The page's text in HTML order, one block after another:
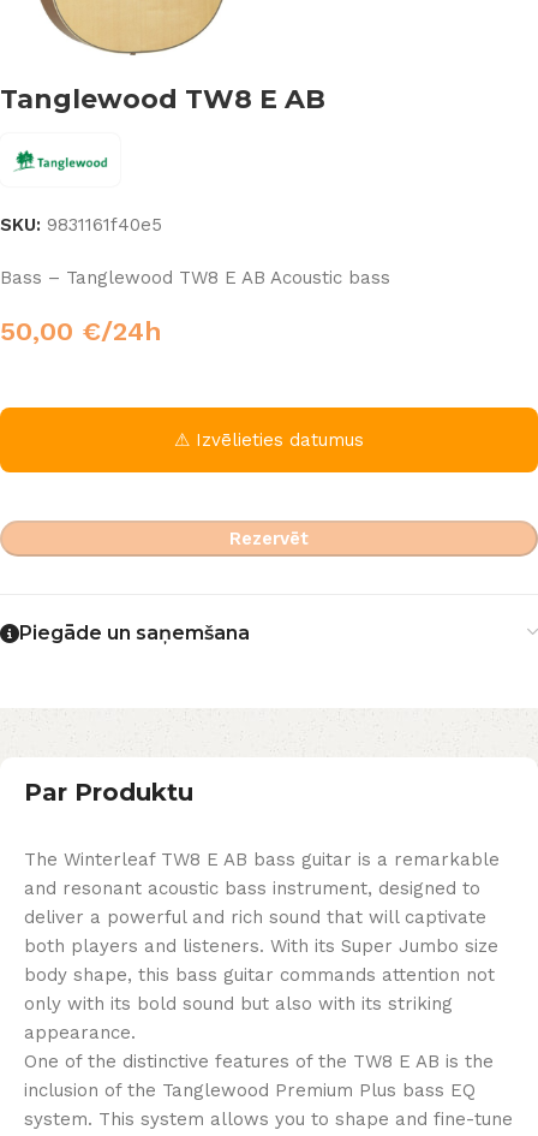
Tanglewood TW8 E AB
SKU: 9831161f40e5
Bass – Tanglewood TW8 E AB Acoustic bass
50,00 €/24h
⚠ Izvēlieties datumus
Rezervēt
Piegāde un saņemšana
Par Produktu
The Winterleaf TW8 E AB bass guitar is a remarkable
and resonant acoustic bass instrument, designed to
deliver a powerful and rich sound that will captivate
both players and listeners. With its Super Jumbo size
body shape, this bass guitar commands attention not
only with its bold sound but also with its striking
appearance.
One of the distinctive features of the TW8 E AB is the
inclusion of the Tanglewood Premium Plus bass EQ
system. This system allows you to shape and fine-tune